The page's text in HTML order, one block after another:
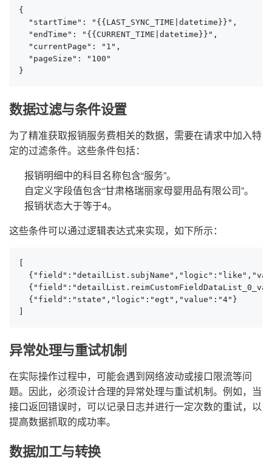
{
  "startTime": "{{LAST_SYNC_TIME|datetime}}",
  "endTime": "{{CURRENT_TIME|datetime}}",
  "currentPage": "1",
  "pageSize": "100"
}
数据过滤与条件设置
为了精准获取报销服务费相关的数据，需要在请求中加入特
定的过滤条件。这些条件包括：
报销明细中的科目名称包含“服务”。
自定义字段值包含“甘肃格瑞丽家母婴用品有限公司”。
报销状态大于等于4。
这些条件可以通过逻辑表达式来实现，如下所示：
  {"field":"state","logic":"egt","value":"4"}
异常处理与重试机制
在实际操作过程中，可能会遇到网络波动或接口限流等问
题。因此，必须设计合理的异常处理与重试机制。例如，当
接口返回错误时，可以记录日志并进行一定次数的重试，以
提高数据抓取的成功率。
数据加工与转换